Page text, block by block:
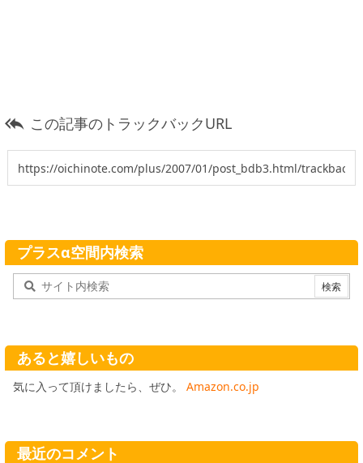
 この記事のトラックバックURL
プラスα空間内検索
あると嬉しいもの
気に入って頂けましたら、ぜひ。 Amazon.co.jp
最近のコメント